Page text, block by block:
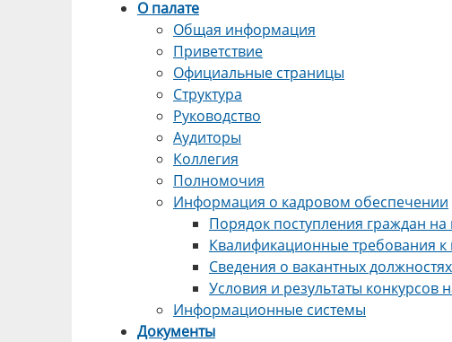
О палате
Общая информация
Приветствие
Официальные страницы
Структура
Руководство
Аудиторы
Коллегия
Полномочия
Информация о кадровом обеспечении
Порядок поступления граждан
Квалификационные требования
Сведения о вакантных
Условия и результаты
Информационные системы
Документы